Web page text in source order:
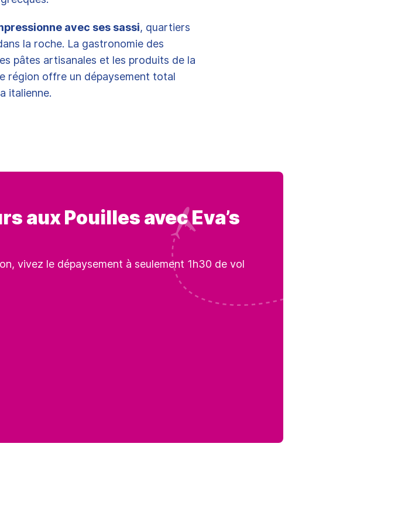
avec ses sassi, quartiers
la roche. La gastronomie des
pâtes artisanales et les produits de la
région offre un dépaysement total
italienne.
aux Pouilles avec Eva’s
vivez le dépaysement à seulement 1h30 de vol